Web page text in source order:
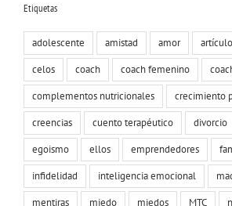
Etiquetas
adolescente amistad amor artículo
celos
coach coach femenino
complementos nutricionales
crecimiento
creencias
cuento terapéutico divorcio
egoismo
ellos emprendedores
infidelidad
inteligencia emocional
mentiras
miedo miedos MTC